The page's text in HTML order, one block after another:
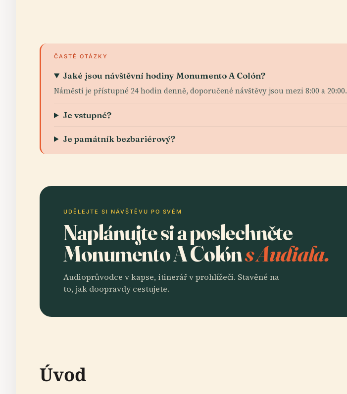
ČASTÉ OTÁZKY
Jaké jsou návštěvní hodiny Monumento A Colón?
Náměstí je přístupné 24 hodin denně, doporučené návštěvy jsou mezi 8:00 a 20:00.
Je vstupné?
Je památník bezbariérový?
UDĚLEJTE SI NÁVŠTĚVU PO SVÉM
Naplánujte si a poslechněte
Monumento A Colóns Audiala.
Audioprůvodce v kapse, itinerář v prohlížeči. Stavěné na
to, jak doopravdy cestujete.
Úvod